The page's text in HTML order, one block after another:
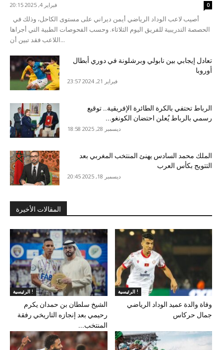
فبراير 4, 2025 20:15 0
الحصصة التدريبية للفريق اليوم الثلاثاء. وحسب الفحوصات الطبية التي أجراها
اللاعب فقد تبين أن...
تعادل إيجابي بين نابولي وبرشلونة في دوري أبطال
أوروبا
فبراير 21, 2024 23:57
الرباط تحتفي بالكرة الطائرة الإفريقية.. توقيع
رسمي بالرباط يُعلن احتضان الكونغو...
ديسمبر 28, 2025 18:58
الملك محمد السادس يهنئ المنتخب المغربي بعد
التتويج بكأس العرب
ديسمبر 18, 2025 20:45
المقالات الأخيرة
الرئيسية !
الشيخ سلطان بن حمدان يكرم
رحيمي بعد إنجازه التاريخي رفقة
المنتخب...
الرئيسية !
وفاة والدة عميد الوداد الرياضي
جمال حركاس